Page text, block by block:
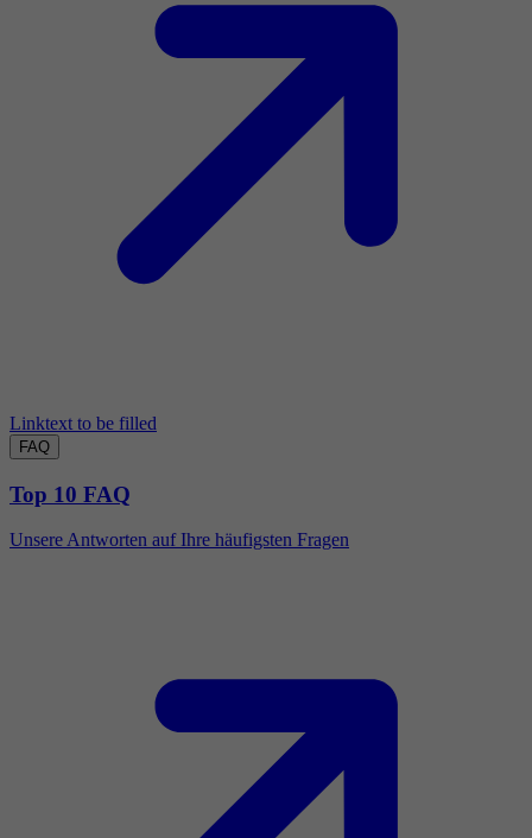
Linktext to be filled
FAQ
Top 10 FAQ
Unsere Antworten auf Ihre häufigsten Fragen